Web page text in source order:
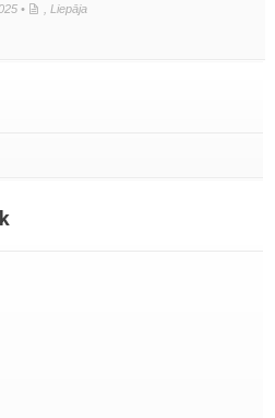
• Liepāja